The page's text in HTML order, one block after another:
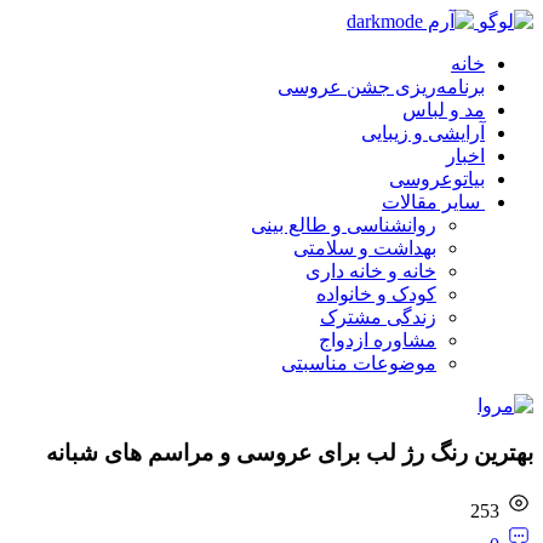
خانه
برنامه‌ریزی جشن عروسی
مد و لباس
آرایشی و زیبایی
اخبار
بیاتوعروسی
سایر مقالات
روانشناسی و طالع بینی
بهداشت و سلامتی
خانه و خانه داری
کودک و خانواده
زندگی مشترک
مشاوره ازدواج
موضوعات مناسبتی
بهترین رنگ رژ لب برای عروسی و مراسم های شبانه
253